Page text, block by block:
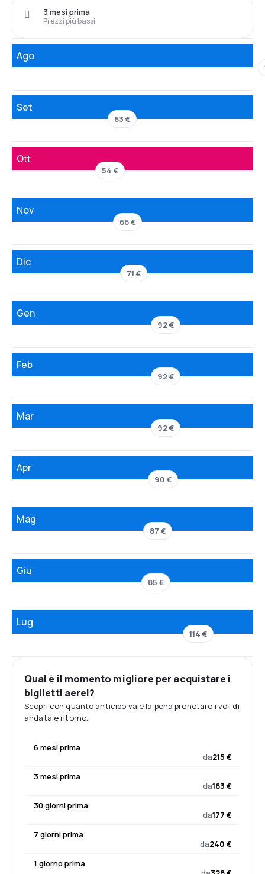
Prezzi più bassi
3 mesi prima
Ago
Set
63 €
Ott
54 €
Nov
66 €
Dic
71 €
Gen
92 €
Feb
92 €
Mar
92 €
Apr
90 €
Mag
87 €
Giu
85 €
Lug
114 €
Qual è il momento migliore per acquistare i
biglietti aerei?
Scopri con quanto anticipo vale la pena prenotare i voli di
andata e ritorno.
6 mesi prima
da215 €
3 mesi prima
da163 €
30 giorni prima
da177 €
7 giorni prima
da240 €
1 giorno prima